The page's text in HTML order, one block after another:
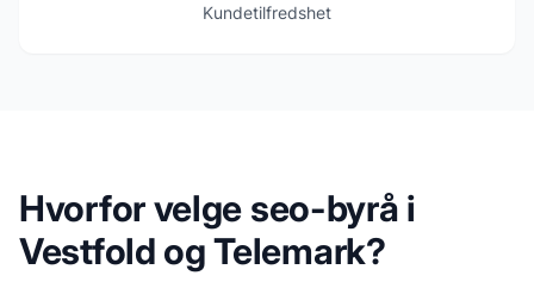
Kundetilfredshet
Hvorfor velge seo-byrå i
Vestfold og Telemark?